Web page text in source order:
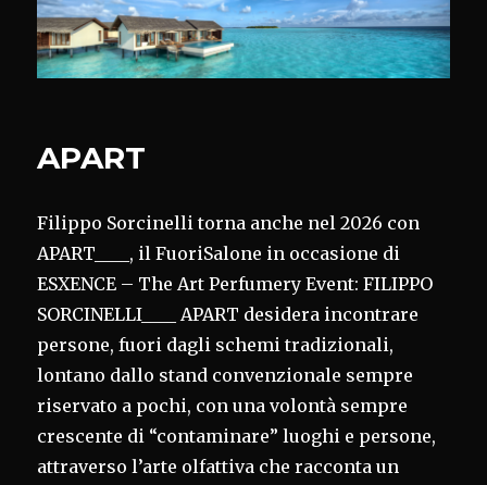
APART
Filippo Sorcinelli torna anche nel 2026 con
APART____, il FuoriSalone in occasione di
ESXENCE – The Art Perfumery Event: FILIPPO
SORCINELLI____ APART desidera incontrare
persone, fuori dagli schemi tradizionali,
lontano dallo stand convenzionale sempre
riservato a pochi, con una volontà sempre
crescente di “contaminare” luoghi e persone,
attraverso l’arte olfattiva che racconta un